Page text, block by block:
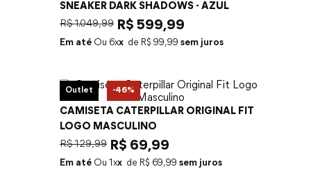
SNEAKER DARK SHADOWS - AZUL
R$ 1.049,99 R$ 599,99
Em até 6 x R$ 99,99 sem juros
Outlet -46%
CAMISETA CATERPILLAR ORIGINAL FIT
LOGO MASCULINO
R$ 129,99 R$ 69,99
Em até 1 x R$ 69,99 sem juros